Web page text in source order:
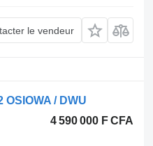
le vendeur
/ DWU
4 590 000 F CFA